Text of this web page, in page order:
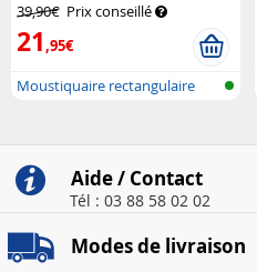
39,90€ Prix conseillé
21,95€
Moustiquaire rectangulaire
Aide / Contact
Tél : 03 88 58 02 02
Modes de livraison